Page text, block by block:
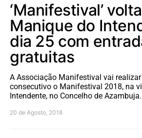
‘Manifestival’
Manique do
dia 25 com
gratuitas
A Associação Manifestival vai
consecutivo o Manifestival 2018, na
Intendente, no Concelho de
20 de Agosto, 2018